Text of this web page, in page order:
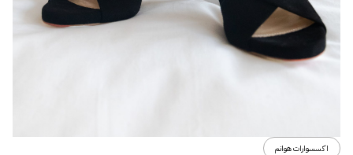
اكسسوارات هوانم